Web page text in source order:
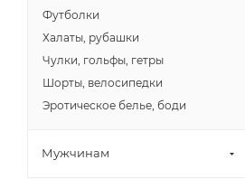
Футболки
Халаты, рубашки
Чулки, гольфы, гетры
Шорты, велосипедки
Эротическое белье, боди
Мужчинам